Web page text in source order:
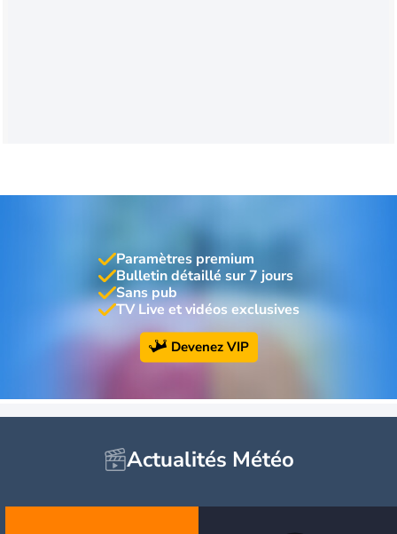
Paramètres premium
Bulletin détaillé sur 7 jours
Sans pub
TV Live et vidéos exclusives
Devenez VIP
Actualités Météo